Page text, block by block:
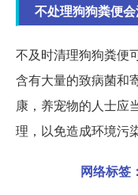
不处理狗狗粪便
不及时清理狗狗粪便
含有大量的致病菌和
康，养宠物的人士应
理，以免造成环境污
网络标签：